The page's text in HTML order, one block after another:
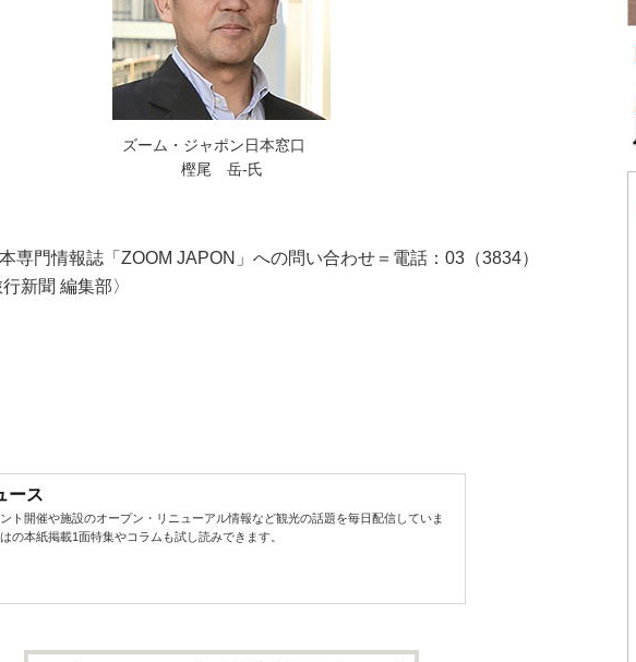
ズーム・ジャポン日本窓口
樫尾 岳-氏
専門情報誌「ZOOM JAPON」への問い合わせ＝電話：03（3834）
新聞 編集部〉
ース
ト開催や施設のオープン・リニューアル情報など観光の話題を毎日配信していま
の本紙掲載1面特集やコラムも試し読みできます。